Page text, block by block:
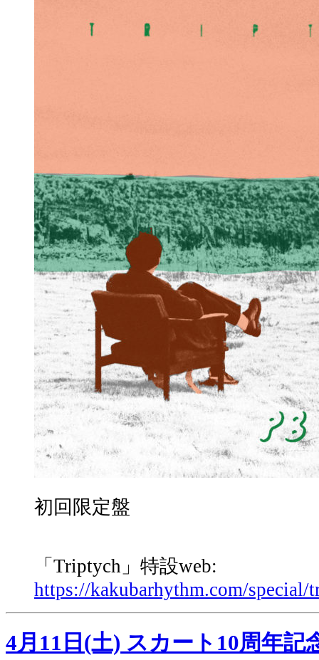
初回限定盤
「Triptych」特設web:
https://kakubarhythm.com/special/
4月11日(土) スカート10周年記